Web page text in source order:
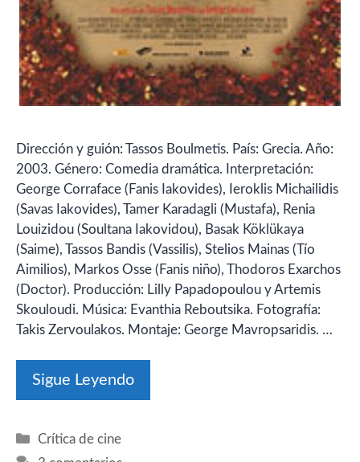
Dirección y guión: Tassos Boulmetis. País: Grecia. Año:
2003. Género: Comedia dramática. Interpretación:
George Corraface (Fanis Iakovides), Ieroklis Michailidis
(Savas Iakovides), Tamer Karadagli (Mustafa), Renia
Louizidou (Soultana Iakovidou), Basak Köklükaya
(Saime), Tassos Bandis (Vassilis), Stelios Mainas (Tío
Aimilios), Markos Osse (Fanis niño), Thodoros Exarchos
(Doctor). Producción: Lilly Papadopoulou y Artemis
Skouloudi. Música: Evanthia Reboutsika. Fotografía:
Takis Zervoulakos. Montaje: George Mavropsaridis. …
Sigue Leyendo
Categorías
Crítica de cine